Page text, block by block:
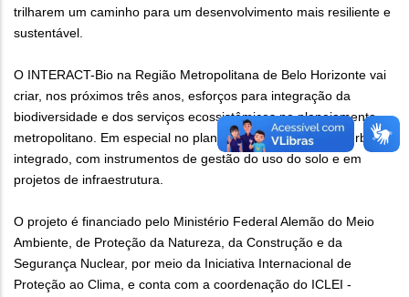
trilharem um caminho para um desenvolvimento mais resiliente e
sustentável.
O INTERACT-Bio na Região Metropolitana de Belo Horizonte vai
criar, nos próximos três anos, esforços para integração da
biodiversidade e dos serviços ecossistêmicos no planejamento
metropolitano. Em especial no plano de desenvolvimento urbano
integrado, com instrumentos de gestão do uso do solo e em
projetos de infraestrutura.
O projeto é financiado pelo Ministério Federal Alemão do Meio
Ambiente, de Proteção da Natureza, da Construção e da
Segurança Nuclear, por meio da Iniciativa Internacional de
Proteção ao Clima, e conta com a coordenação do ICLEI -